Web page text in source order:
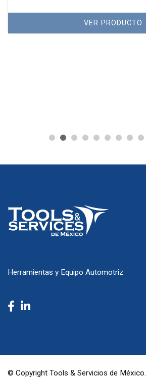
VER PRODUCTO
Herramientas y Equipo Automotriz
© Copyright Tools & Servicios de México.